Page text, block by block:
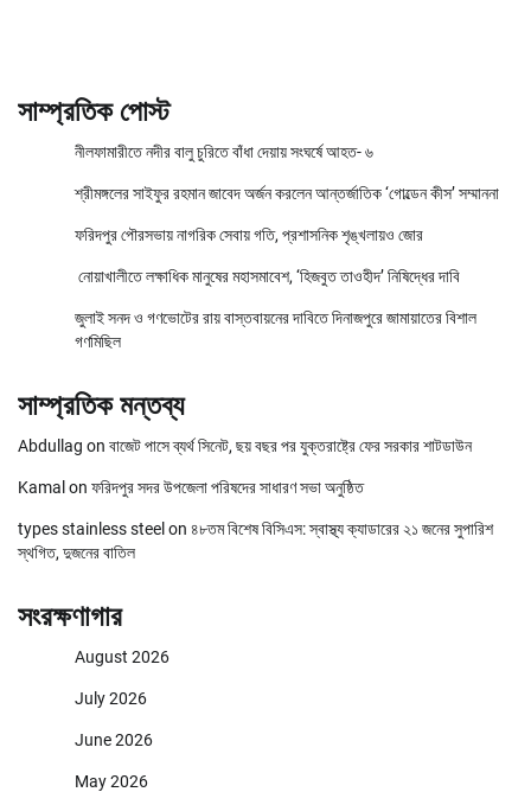
সাম্প্রতিক পোস্ট
নীলফামারীতে নদীর বালু চুরিতে বাঁধা দেয়ায় সংঘর্ষে আহত- ৬
শ্রীমঙ্গলের সাইফুর রহমান জাবেদ অর্জন করলেন আন্তর্জাতিক ‘গোল্ডেন কীস’ সম্মাননা
ফরিদপুর পৌরসভায় নাগরিক সেবায় গতি, প্রশাসনিক শৃঙ্খলায়ও জোর
নোয়াখালীতে লক্ষাধিক মানুষের মহাসমাবেশ, ‘হিজবুত তাওহীদ’ নিষিদ্ধের দাবি
জুলাই সনদ ও গণভোটের রায় বাস্তবায়নের দাবিতে দিনাজপুরে জামায়াতের বিশাল
গণমিছিল
সাম্প্রতিক মন্তব্য
Abdullag on বাজেট পাসে ব্যর্থ সিনেট, ছয় বছর পর যুক্তরাষ্ট্রে ফের সরকার শাটডাউন
Kamal on ফরিদপুর সদর উপজেলা পরিষদের সাধারণ সভা অনুষ্ঠিত
types stainless steel on ৪৮তম বিশেষ বিসিএস: স্বাস্থ্য ক্যাডারের ২১ জনের সুপারিশ
স্থগিত, দুজনের বাতিল
সংরক্ষণাগার
August 2026
July 2026
June 2026
May 2026